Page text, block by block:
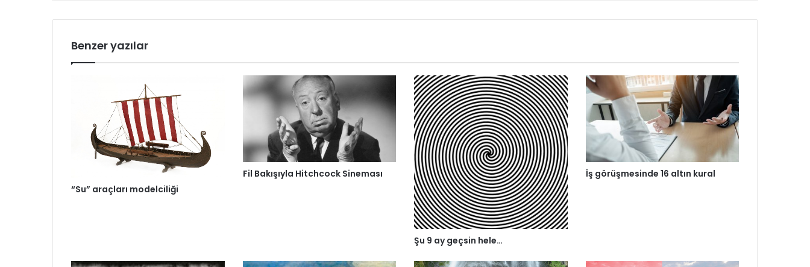
Benzer yazılar
“Su” araçları modelciliği
Fil Bakışıyla Hitchcock Sineması
Şu 9 ay geçsin hele…
İş görüşmesinde 16 altın kural